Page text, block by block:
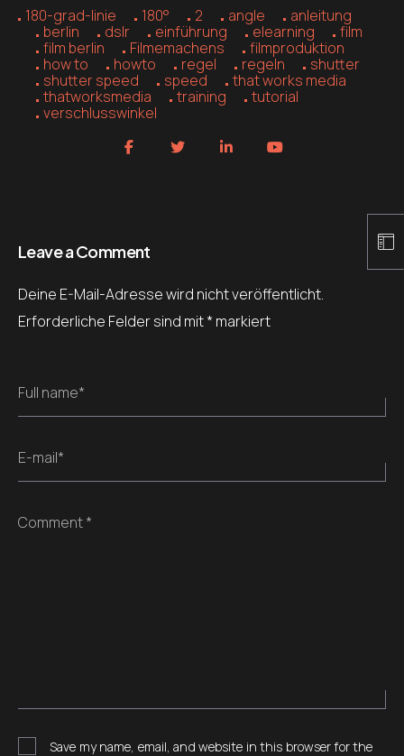
180-grad-linie 180° 2 angle
anleitung
berlin
dslr einführung elearning
film
film berlin
Filmemachens
filmproduktion
how to
howto regel regeln
shutter
shutter speed
speed
that works media
thatworksmedia
training
tutorial
verschlusswinkel
Leave a Comment
Deine E-Mail-Adresse wird nicht veröffentlicht.
Erforderliche Felder sind mit* markiert
Full name*
E-mail*
Comment *
Save my name, email, and website in this browser for the